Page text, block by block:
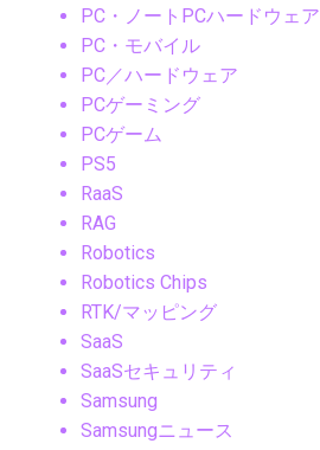
PC・ノートPCハードウェア
PC・モバイル
PC／ハードウェア
PCゲーミング
PCゲーム
PS5
RaaS
RAG
Robotics
Robotics Chips
RTK/マッピング
SaaS
SaaSセキュリティ
Samsung
Samsungニュース